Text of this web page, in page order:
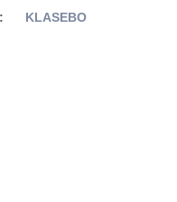
KLASEBO